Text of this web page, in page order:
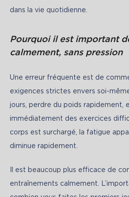
dans la vie quotidienne.
Pourquoi il est important
calmement, sans pression
Une erreur fréquente est de
exigences strictes envers soi-
jours, perdre du poids rapidement,
immédiatement des exercices
corps est surchargé, la fatigue
diminue rapidement.
Il est beaucoup plus efficace de
entraînements calmement.